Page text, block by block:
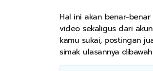
Hal ini akan benar-
video sekaligus dari
kamu sukai, postingan
simak ulasannya